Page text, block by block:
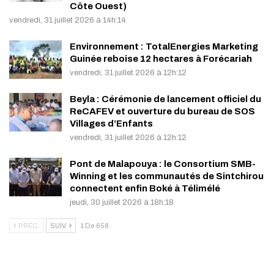
Côte Ouest)
vendredi, 31 juillet 2026 à 14h:14
Environnement : TotalEnergies Marketing
Guinée reboise 12 hectares à Forécariah
vendredi, 31 juillet 2026 à 12h:12
Beyla : Cérémonie de lancement officiel du
ReCAFEV et ouverture du bureau de SOS
Villages d’Enfants
vendredi, 31 juillet 2026 à 12h:12
Pont de Malapouya : le Consortium SMB-
Winning et les communautés de Sintchirou
connectent enfin Boké à Télimélé
jeudi, 30 juillet 2026 à 18h:18
PRÉC. SUIV. 1 De 658